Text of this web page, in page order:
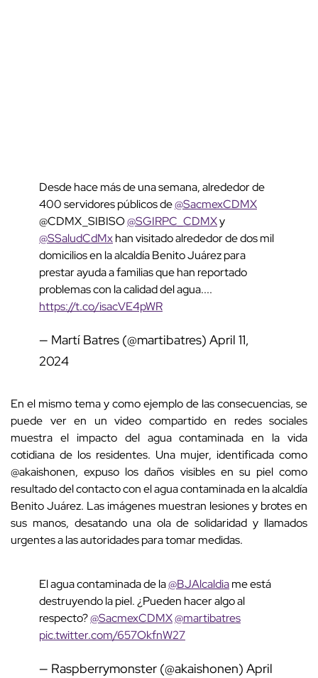
Desde hace más de una semana, alrededor de
400 servidores públicos de@SacmexCDMX
@CDMX_SIBISO@SGIRPC_CDMXy
@SSaludCdMxhan visitado alrededor de dos mil
domicilios en la alcaldía Benito Juárez para
prestar ayuda a familias que han reportado
problemas con la calidad del agua....
https://t.co/isacVE4pWR
— Martí Batres (@martibatres) April 11,
2024
En el mismo tema y como ejemplo de las consecuencias, se
puede ver en un video compartido en redes sociales
muestra el impacto del agua contaminada en la vida
cotidiana de los residentes. Una mujer, identificada como
@akaishonen, expuso los daños visibles en su piel como
resultado del contacto con el agua contaminada en la alcaldía
Benito Juárez. Las imágenes muestran lesiones y brotes en
sus manos, desatando una ola de solidaridad y llamados
urgentes a las autoridades para tomar medidas.
El agua contaminada de la@BJAlcaldiame está
destruyendo la piel. ¿Pueden hacer algo al
respecto?@SacmexCDMX@martibatres
pic.twitter.com/657OkfnW27
— Raspberrymonster (@akaishonen) April